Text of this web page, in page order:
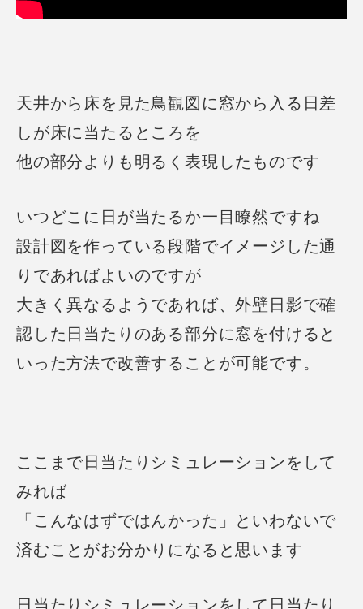
天井から床を見た鳥観図に窓から入る日差
しが床に当たるところを
他の部分よりも明るく表現したものです
いつどこに日が当たるか一目瞭然ですね
設計図を作っている段階でイメージした通
りであればよいのですが
大きく異なるようであれば、外壁日影で確
認した日当たりのある部分に窓を付ける と
いった方法で改善することが可能です。
ここまで日当たりシミュレーションをして
みれば
「こんなはずではんかった」といわないで
済むことがお分かりになると思います
日当たりシミュレーションをして日当たり